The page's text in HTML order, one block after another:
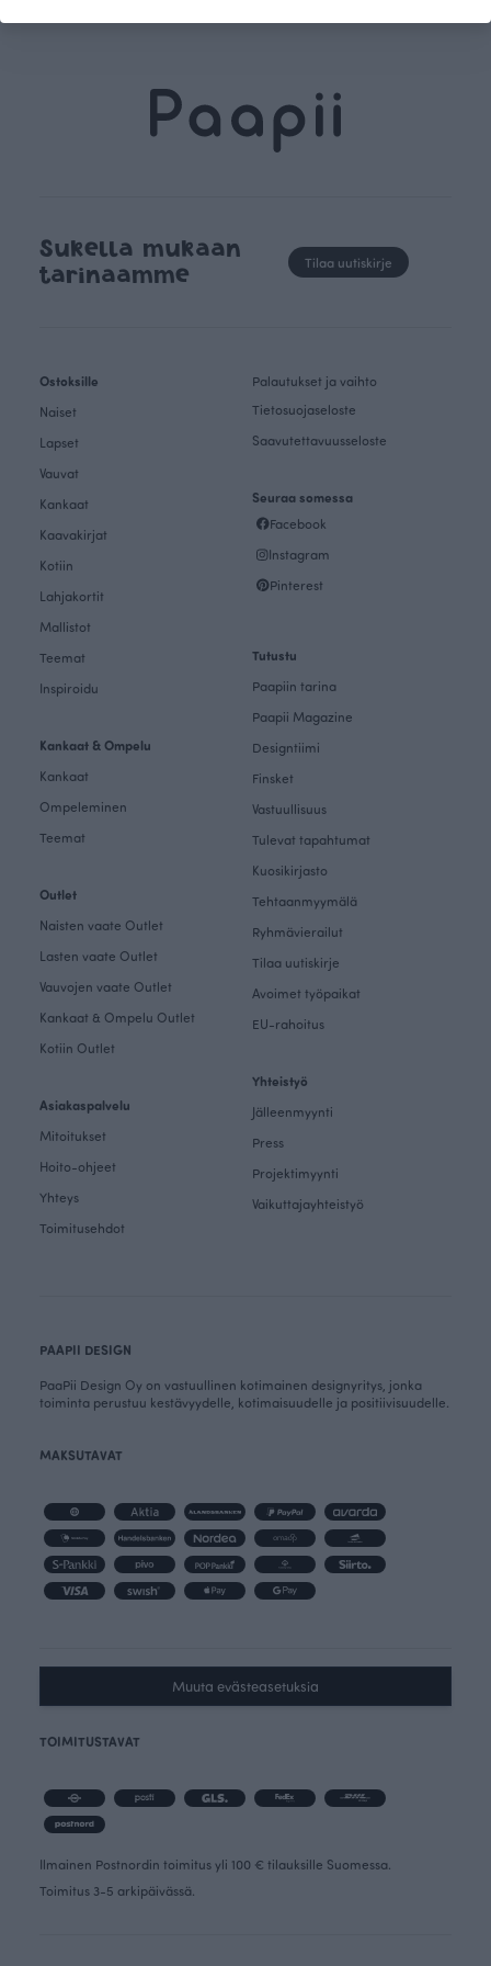
Sukella mukaan
tarinaamme
Tilaa uutiskirje
Ostoksille
Naiset
Lapset
Vauvat
Kankaat
Kaavakirjat
Kotiin
Lahjakortit
Mallistot
Teemat
Inspiroidu
Kankaat & Ompelu
Kankaat
Ompeleminen
Teemat
Outlet
Naisten vaate Outlet
Lasten vaate Outlet
Vauvojen vaate Outlet
Kankaat & Ompelu Outlet
Kotiin Outlet
Asiakaspalvelu
Mitoitukset
Hoito-ohjeet
Yhteys
Toimitusehdot
Palautukset ja vaihto
Tietosuojaseloste
Saavutettavuusseloste
Seuraa somessa
Facebook
Instagram
Pinterest
Tutustu
Paapiin tarina
Paapii Magazine
Designtiimi
Finsket
Vastuullisuus
Tulevat tapahtumat
Kuosikirjasto
Tehtaanmyymälä
Ryhmävierailut
Tilaa uutiskirje
Avoimet työpaikat
EU-rahoitus
Yhteistyö
Jälleenmyynti
Press
Projektimyynti
Vaikuttajayhteistyö
PAAPII DESIGN
PaaPii Design Oy on vastuullinen kotimainen designyritys, jonka
toiminta perustuu kestävyydelle, kotimaisuudelle ja positiivisuudelle.
MAKSUTAVAT
Muuta evästeasetuksia
TOIMITUSTAVAT
Ilmainen Postnordin toimitus yli 100 € tilauksille Suomessa.
Toimitus 3-5 arkipäivässä.